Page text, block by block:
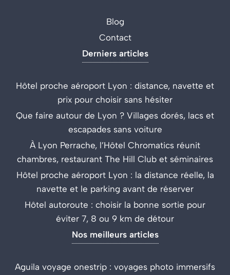
Blog
Contact
Derniers articles
Hôtel proche aéroport Lyon : distance, navette et
prix pour choisir sans hésiter
Que faire autour de Lyon ? Villages dorés, lacs et
escapades sans voiture
À Lyon Perrache, l’Hôtel Chromatics réunit
chambres, restaurant The Hill Club et séminaires
Hôtel proche aéroport Lyon : la distance réelle, la
navette et le parking avant de réserver
Hôtel autoroute : choisir la bonne sortie pour
éviter 7, 8 ou 9 km de détour
Nos meilleurs articles
Aguila voyage onestrip : voyages photo immersifs